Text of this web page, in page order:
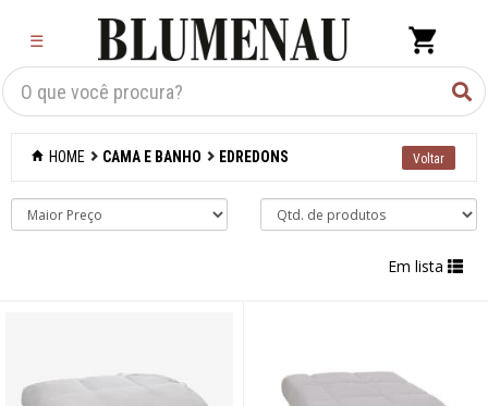
☰
Criar Lista×
Organização
Eletros
Acessórios para
HOME CAMA E BANHO EDREDONS
Em lista